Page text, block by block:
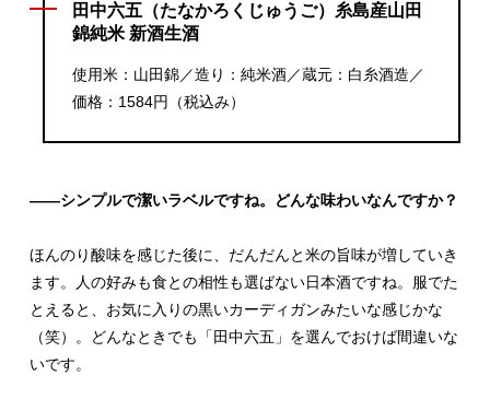
田中六五（たなかろくじゅうご）糸島産山田
錦純米 新酒生酒
使用米：山田錦／造り：純米酒／蔵元：白糸酒造／
価格：1584円（税込み）
――シンプルで潔いラベルですね。どんな味わいなんですか？
ほんのり酸味を感じた後に、だんだんと米の旨味が増していき
ます。人の好みも食との相性も選ばない日本酒ですね。服でた
とえると、お気に入りの黒いカーディガンみたいな感じかな
（笑）。どんなときでも「田中六五」を選んでおけば間違いな
いです。